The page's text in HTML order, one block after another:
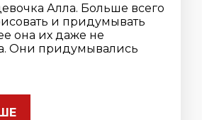
Алла. Больше всего
и придумывать
она их даже не
Они придумывались